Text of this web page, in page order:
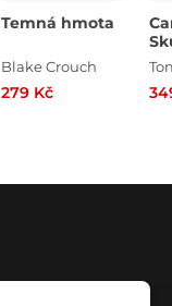
Temná hmota
Blake Crouch
279 Kč